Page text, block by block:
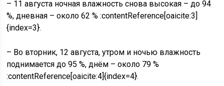
– 11 августа ночная влажность снова высокая – до 94
%, дневная – около 62 % :contentReference[oaicite:3]
{index=3}.
– Во вторник, 12 августа, утром и ночью влажность
поднимается до 95 %, днём – около 79 %
:contentReference[oaicite:4]{index=4}.